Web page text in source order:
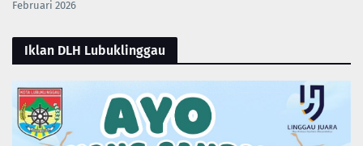
Februari 2026
Iklan DLH Lubuklinggau